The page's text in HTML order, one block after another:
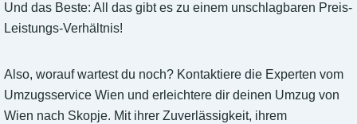
Und das Beste: All das gibt es zu einem unschlagbaren Preis-
Leistungs-Verhältnis!
Also, worauf wartest du noch? Kontaktiere die Experten vom
Umzugsservice Wien und erleichtere dir deinen Umzug von
Wien nach Skopje. Mit ihrer Zuverlässigkeit, ihrem